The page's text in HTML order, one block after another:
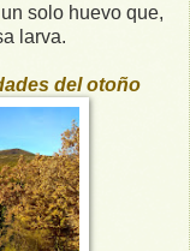
solo huevo que,
larva.
del otoño